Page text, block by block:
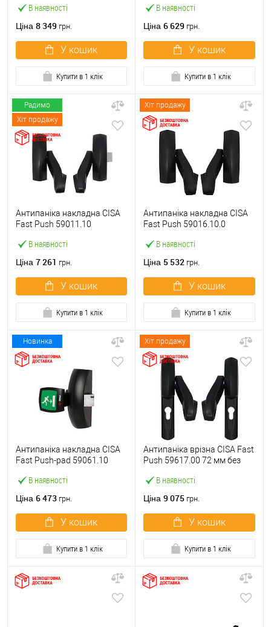
В наявності
Ціна 8 349 грн.
У кошик
Купити в 1 клік
В наявності
Ціна 6 629 грн.
У кошик
Купити в 1 клік
Радимо
Хіт продажу
В наявності
Антипаніка накладна CISA
Fast Push 59011.10
штанги
Ціна 7 261 грн.
У кошик
Купити в 1 клік
Хіт продажу
В наявності
Антипаніка накладна CISA
Fast Push 59016.10.0
штанги
Ціна 5 532 грн.
У кошик
Купити в 1 клік
Новинка
В наявності
Антипаніка накладна CISA
Fast Push-pad 59061.10
Ціна 6 473 грн.
У кошик
Купити в 1 клік
Хіт продажу
В наявності
Антипаніка врізна CISA Fast
Push 59617.00 72 мм без
Ціна 9 075 грн.
У кошик
Купити в 1 клік